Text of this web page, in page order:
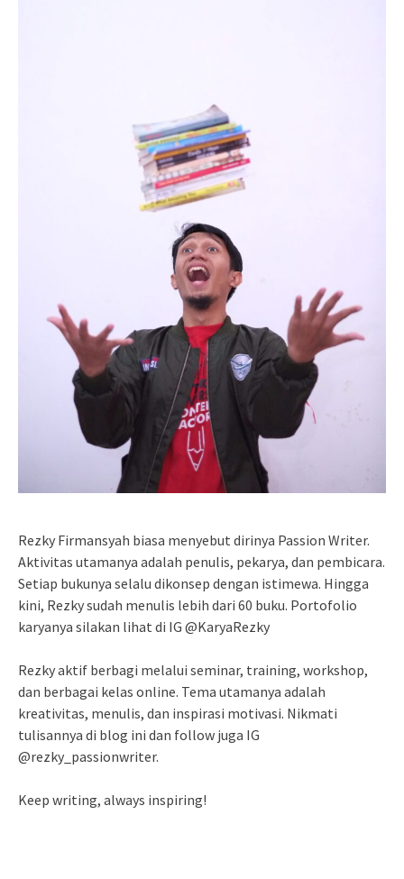
Rezky Firmansyah biasa menyebut dirinya Passion Writer.
Aktivitas utamanya adalah penulis, pekarya, dan pembicara.
Setiap bukunya selalu dikonsep dengan istimewa. Hingga
kini, Rezky sudah menulis lebih dari 60 buku. Portofolio
karyanya silakan lihat di IG @KaryaRezky
Rezky aktif berbagi melalui seminar, training, workshop,
dan berbagai kelas online. Tema utamanya adalah
kreativitas, menulis, dan inspirasi motivasi. Nikmati
tulisannya di blog ini dan follow juga IG
@rezky_passionwriter.
Keep writing, always inspiring!